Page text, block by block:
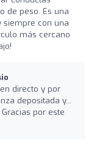
de peso. Es una
siempre con una
más cercano
directo y por
depositada y...
Gracias por este